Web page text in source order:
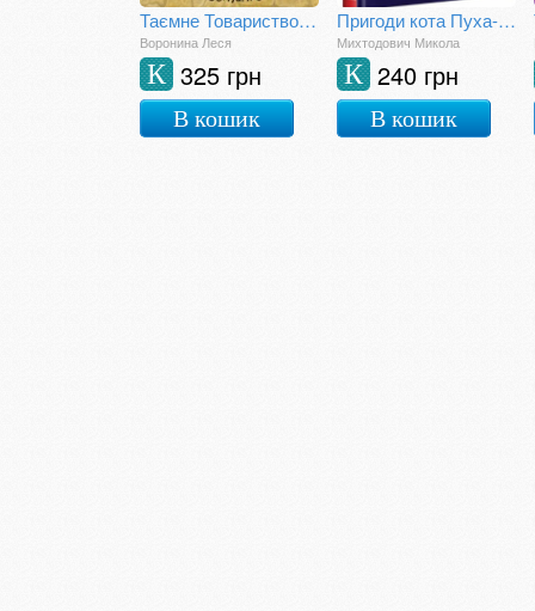
Таємне Товариство Ботанів, або Екстрим на горі Підстава
Воронина Леся
325 грн
К
В кошик
Пригоди кота Пуха-Золотовуса
Михтодович Микола
240 грн
К
В кошик